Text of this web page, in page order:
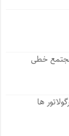
مجتمع خطی
ها